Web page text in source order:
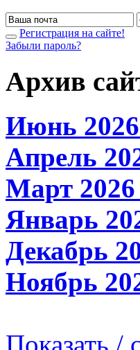
Регистрация на сайте!
Забыли пароль?
Архив
Июнь
Апрель
Март 2026
Январь
Декабрь
Ноябрь